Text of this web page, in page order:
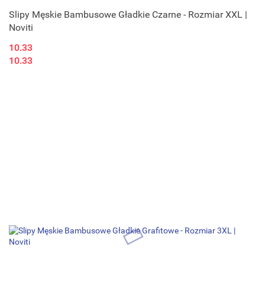
Slipy Męskie Bambusowe Gładkie Czarne - Rozmiar XXL |
Noviti
10.33
10.33